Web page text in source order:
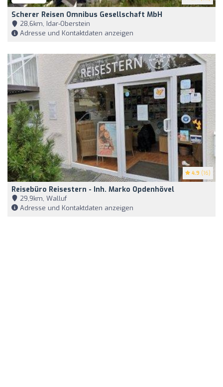
Scherer Reisen Omnibus Gesellschaft MbH
28,6km, Idar-Oberstein
Adresse und Kontaktdaten anzeigen
4.9 (16)
Reisebüro Reisestern - Inh. Marko Opdenhövel
29,9km, Walluf
Adresse und Kontaktdaten anzeigen